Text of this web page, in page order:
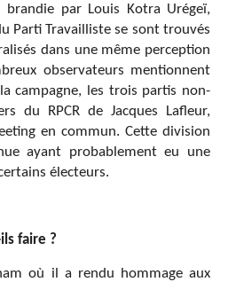
par Louis Kotra Urégeï,
Parti Travailliste se sont trouvés
dans une même perception
observateurs mentionnent
campagne, les trois partis non-
du RPCR de Jacques Lafleur,
en commun. Cette division
ayant probablement eu une
électeurs.
faire ?
où il a rendu hommage aux